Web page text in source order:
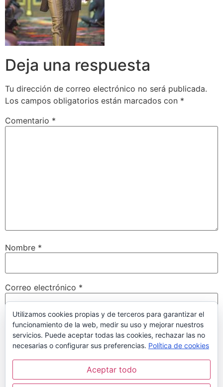
Deja una respuesta
Tu dirección de correo electrónico no será publicada.
Los campos obligatorios están marcados con *
Comentario *
Nombre *
Correo electrónico *
Web
Guarda mi nombre, correo electrónico y web en este
navegador para la próxima vez que comente.
Utilizamos cookies propias y de terceros para garantizar el
funcionamiento de la web, medir su uso y mejorar nuestros
servicios. Puede aceptar todas las cookies, rechazar las no
necesarias o configurar sus preferencias. Política de cookies
Aceptar todo